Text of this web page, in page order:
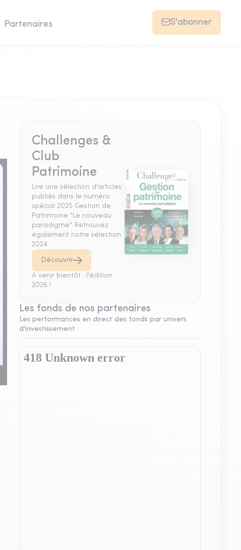
Partenaires S'abonner
Challenges &
Club
Patrimoine
Lire une sélection d'articles
publiés dans le numéro
spécial 2025 Gestion de
Patrimoine "Le nouveau
paradigme". Retrouvez
également notre sélection
2024.
Découvrir
A venir bientôt : l'édition
2026 !
Les fonds de nos partenaires
Les performances en direct des fonds par univers
d'investissement